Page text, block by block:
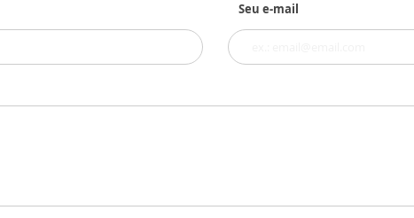
Seu e-mail